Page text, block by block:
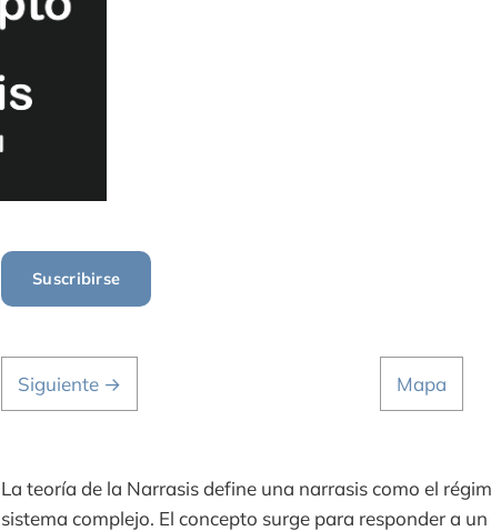
Suscribirse
Siguiente → Mapa
La teoría de la Narrasis define una narrasis como el
sistema complejo. El concepto surge para responder a